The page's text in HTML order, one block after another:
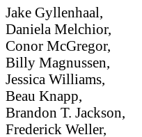
Jake Gyllenhaal,
Daniela Melchior,
Conor McGregor,
Billy Magnussen,
Jessica Williams,
Beau Knapp,
Brandon T. Jackson,
Frederick Weller,